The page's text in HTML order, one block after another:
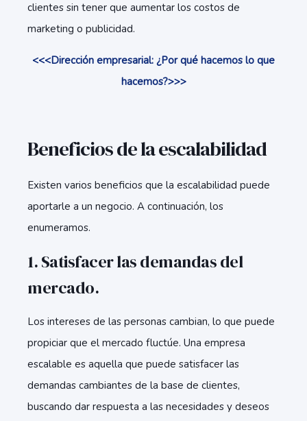
clientes sin tener que aumentar los costos de
marketing o publicidad.
<<<Dirección empresarial: ¿Por qué hacemos lo que
hacemos?>>>
Beneficios de la escalabilidad
Existen varios beneficios que la escalabilidad puede
aportarle a un negocio. A continuación, los
enumeramos.
1. Satisfacer las demandas del
mercado.
Los intereses de las personas cambian, lo que puede
propiciar que el mercado fluctúe. Una empresa
escalable es aquella que puede satisfacer las
demandas cambiantes de la base de clientes,
buscando dar respuesta a las necesidades y deseos